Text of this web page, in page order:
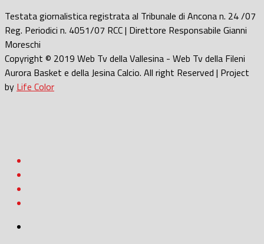
Testata giornalistica registrata al Tribunale di Ancona n. 24 /07
Reg. Periodici n. 4051/07 RCC | Direttore Responsabile Gianni
Moreschi
Copyright © 2019 Web Tv della Vallesina - Web Tv della Fileni
Aurora Basket e della Jesina Calcio. All right Reserved | Project
by Life Color